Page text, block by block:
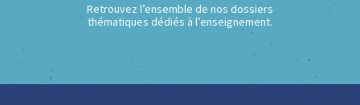
Retrouvez l’ensemble de nos dossiers
thématiques dédiés à l’enseignement.